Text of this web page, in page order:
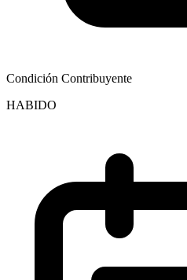
Condición Contribuyente
HABIDO